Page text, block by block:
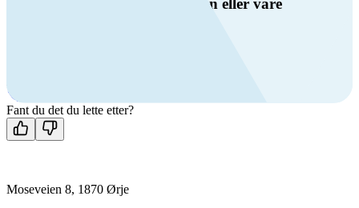
Har du spørsmål om ventilasjon eller våre
Kontakt oss
Fant du det du lette etter?
Moseveien 8, 1870 Ørje